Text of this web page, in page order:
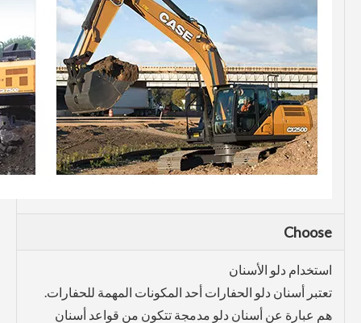
Choose
استخدام دلو الأسنان
تعتبر أسنان دلو الحفارات أحد المكونات المهمة للحفارات.
هم عبارة عن أسنان دلو مدمجة تتكون من قواعد أسنان